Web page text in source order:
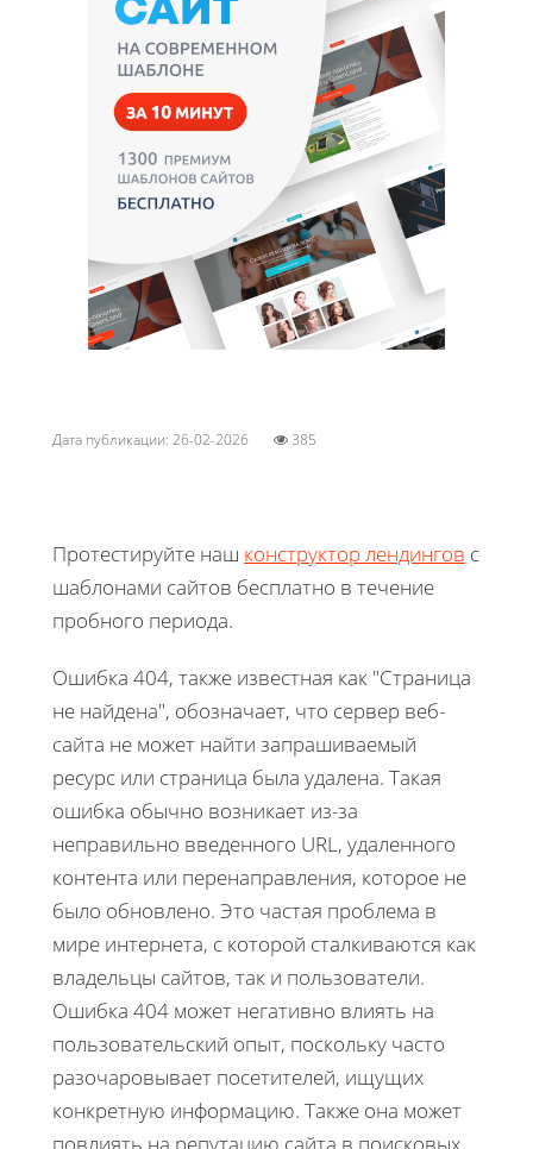
Дата публикации: 26-02-2026 385
Протестируйте наш конструктор лендингов с
шаблонами сайтов бесплатно в течение
пробного периода.
Ошибка 404, также известная как "Страница
не найдена", обозначает, что сервер веб-
сайта не может найти запрашиваемый
ресурс или страница была удалена. Такая
ошибка обычно возникает из-за
неправильно введенного URL, удаленного
контента или перенаправления, которое не
было обновлено. Это частая проблема в
мире интернета, с которой сталкиваются как
владельцы сайтов, так и пользователи.
Ошибка 404 может негативно влиять на
пользовательский опыт, поскольку часто
разочаровывает посетителей, ищущих
конкретную информацию. Также она может
повлиять на репутацию сайта в поисковых